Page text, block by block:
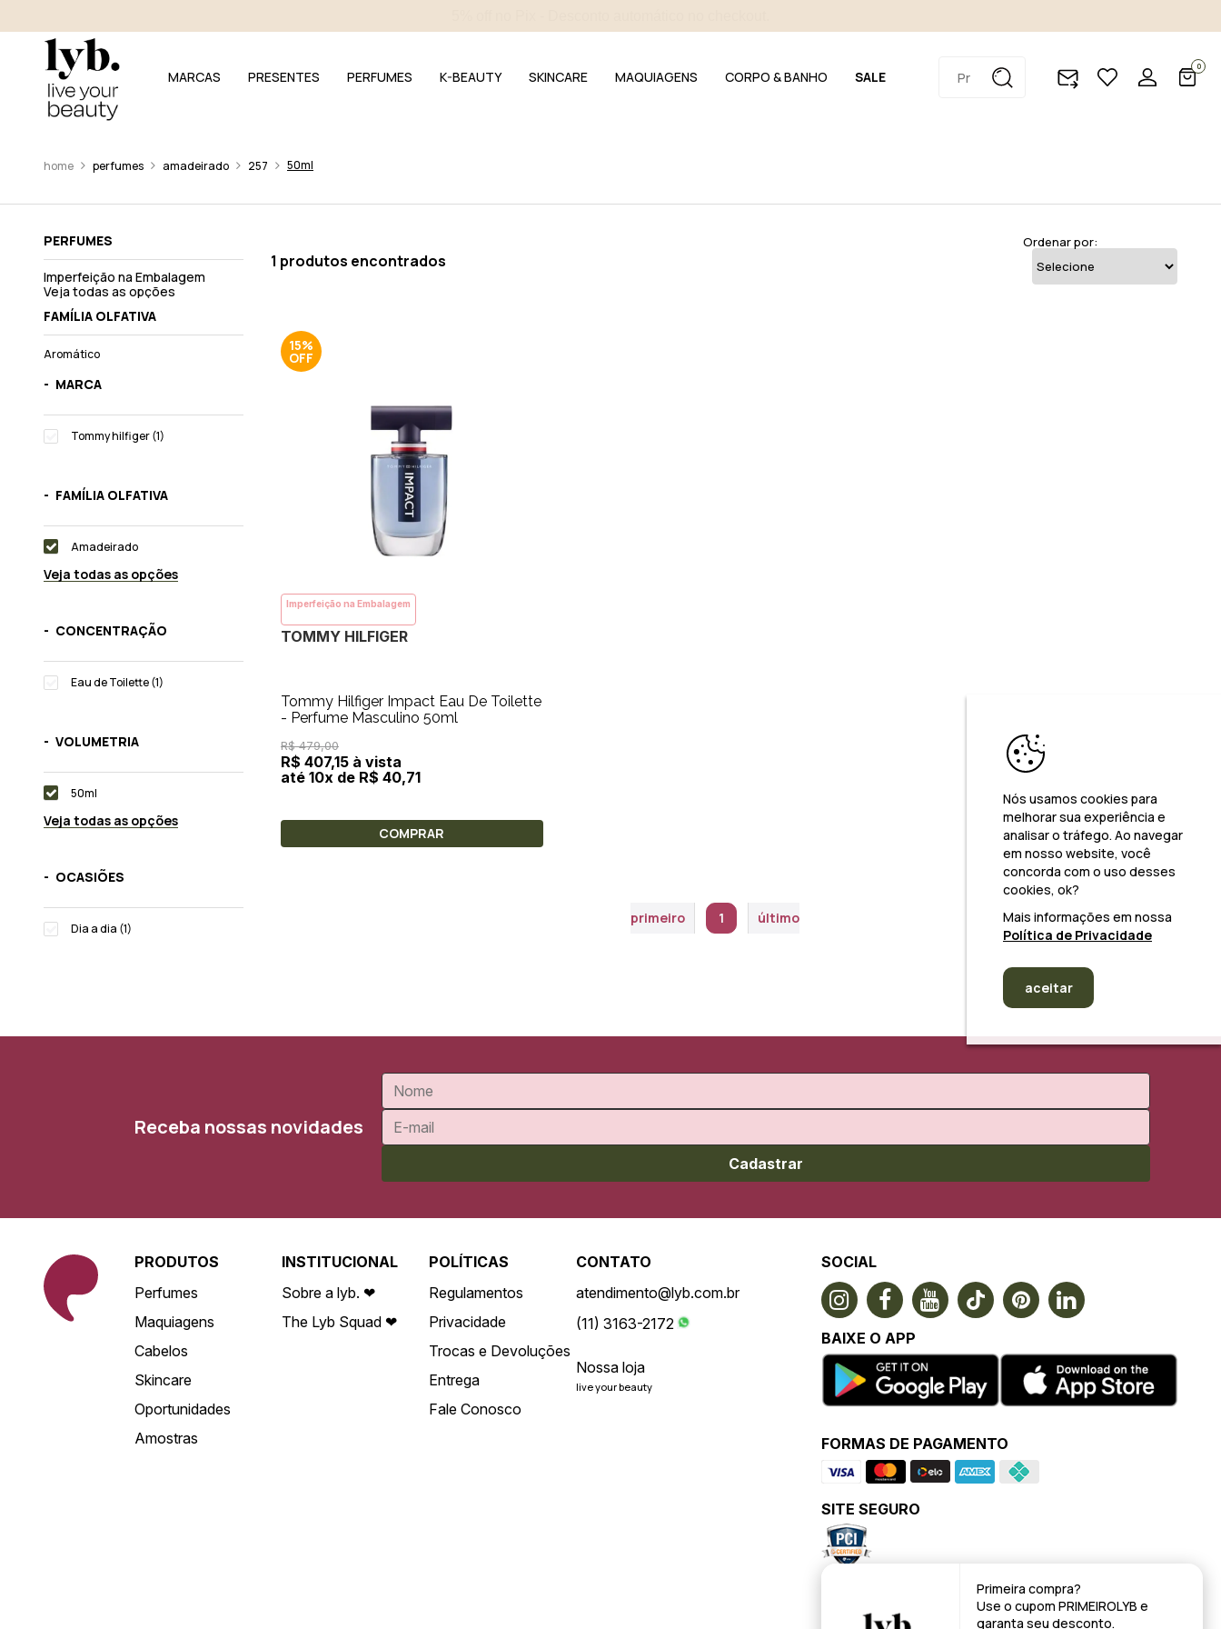
MARCAS PRESENTES PERFUMES K-BEAUTY SKINCARE MAQUIAGENS CORPO & BANHO SALE
0
perfumes amadeirado 257 50ml
PERFUMES
Imperfeição na Embalagem
Veja todas as opções
FAMÍLIA OLFATIVA
Aromático
MARCA
Tommy hilfiger (1)
FAMÍLIA OLFATIVA
Amadeirado
Veja todas as opções
CONCENTRAÇÃO
Eau de Toilette (1)
VOLUMETRIA
50ml
Veja todas as opções
OCASIÕES
Dia a dia (1)
1 produtos encontrados
Ordenar por:
15%
Imperfeição na Embalagem
TOMMY HILFIGER
Tommy Hilfiger Impact Eau De Toilette
- Perfume Masculino 50ml
R$ 479,00
R$ 407,15 à vista
até 10x de R$ 40,71
COMPRAR
primeiro 1 último
Receba nossas novidades
Cadastrar
PRODUTOS
Perfumes
Maquiagens
Cabelos
Skincare
Oportunidades
Amostras
INSTITUCIONAL
Sobre a lyb. ❤
The Lyb Squad ❤
POLÍTICAS
Regulamentos
Privacidade
Trocas e Devoluções
Entrega
Fale Conosco
CONTATO
atendimento@lyb.com.br
(11) 3163-2172
Nossa loja
live your beauty
SOCIAL
BAIXE O APP
FORMAS DE PAGAMENTO
SITE SEGURO
Nós usamos cookies para
melhorar sua experiência e
analisar o tráfego. Ao navegar
em nosso website, você
concorda com o uso desses
cookies, ok?
Mais informações em nossa
Política de Privacidade
aceitar
Primeira compra?
Use o cupom PRIMEIROLYB e
garanta seu desconto.